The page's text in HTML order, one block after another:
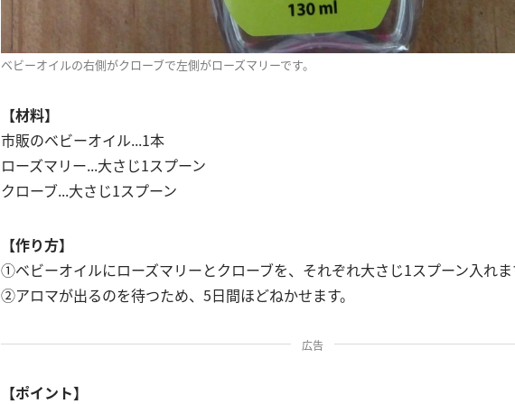
ベビーオイルの右側がクローブで左側がローズマリーです。
【材料】
市販のベビーオイル...1本
ローズマリー...大さじ1スプーン
クローブ...大さじ1スプーン
【作り方】
①ベビーオイルにローズマリーとクローブを、それぞれ大さじ1スプーン入れま
②アロマが出るのを待つため、5日間ほどねかせます。
広告
【ポイント】